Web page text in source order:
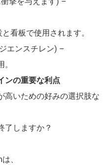
看板で使用されます。
エンスチレン) –
。
ンの重要な利点
高いための好みの選択肢な
了しますか？
、